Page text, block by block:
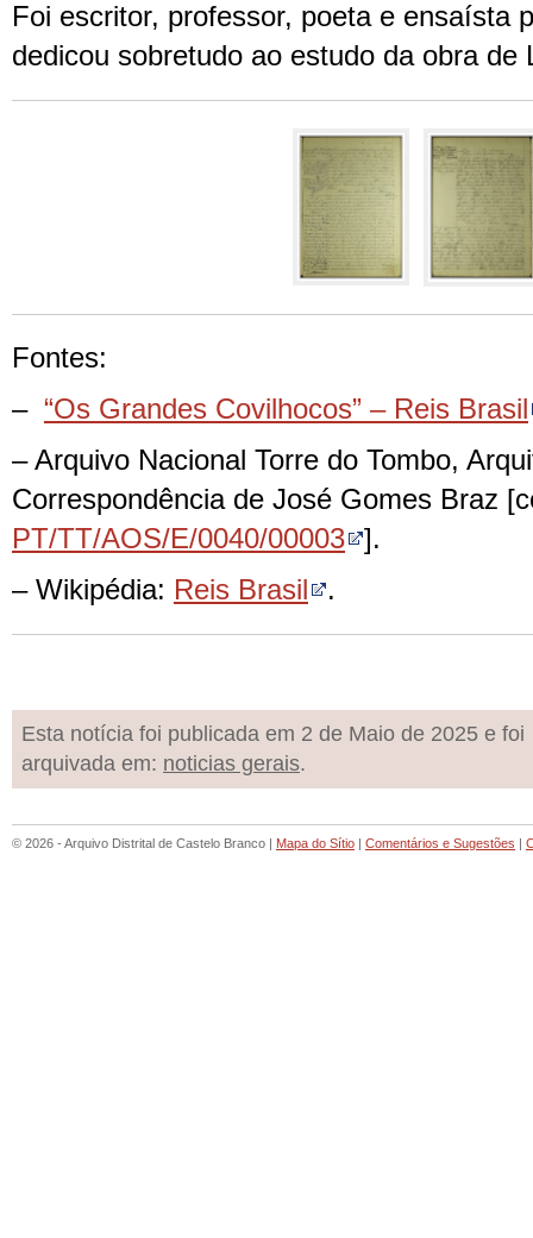
Foi escritor, professor, poeta e ensaísta
dedicou sobretudo ao estudo da obra de
Fontes:
– “Os Grandes Covilhocos” – Reis Brasil
– Arquivo Nacional Torre do Tombo,
Correspondência de José Gomes Braz
PT/TT/AOS/E/0040/00003
].
– Wikipédia: Reis Brasil .
Esta notícia foi publicada em 2 de Maio de 2025 e foi
arquivada em: noticias gerais.
© 2026 - Arquivo Distrital de Castelo Branco | Mapa do Sítio | Comentários e Sugestões |